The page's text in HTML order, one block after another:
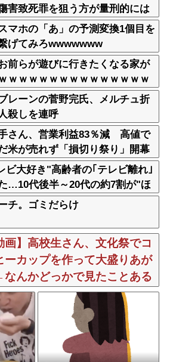
害致死罪を狙う方が量刑的には
マホの「あ」の予測変換1個目を
げてみろwwwwwww
前らが遊びに行きたくなる家が
ｗｗｗｗｗｗｗｗｗｗｗｗｗｗ
ｗｗｗｗｗｗｗｗｗｗｗ
レーンの菅野完氏、メルチュ折
殺しを連呼
さん、営業利益83％減 高値で
米が売れず「損切り祭り」開幕
ビ大好き"高齢者の｢テレビ離れ｣
…10代後半～20代の約7割が"ほ
チ。ゴミだらけ
画】高校生さん、文化祭でコ
ーカップを作って大盛りあが
んかどっかで見たことある
題に